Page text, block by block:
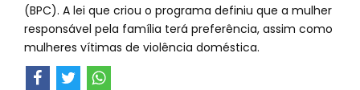
(BPC). A lei que criou o programa definiu que a mulher
responsável pela família terá preferência, assim como
mulheres vítimas de violência doméstica.